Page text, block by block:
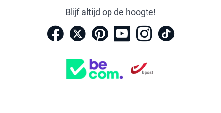
Blijf altijd op de hoogte!